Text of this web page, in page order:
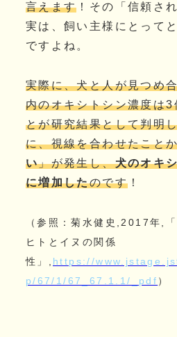
言えます ！その「信頼さ
実は、飼い主様にとって
ですよね。
実際に、犬と人が見つめ
内のオキシトシン濃度は
とが研究結果として判明
に、視線を合わせたこと
い」が発生し、犬のオキ
に増加したのです ！
（参照：菊水健史,2017年,
ヒトとイヌの関係
性」, https://
p/67/1/67_67.1.1/_pdf ）